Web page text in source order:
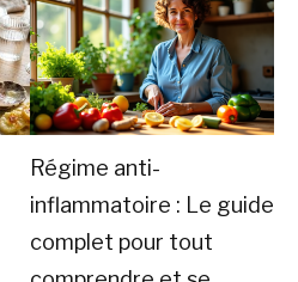
Régime anti-
inflammatoire : Le guide
complet pour tout